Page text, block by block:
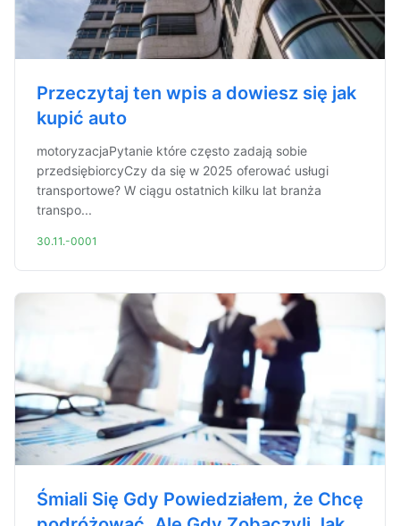
Przeczytaj ten wpis a dowiesz się jak
kupić auto
motoryzacjaPytanie które często zadają sobie
przedsiębiorcyCzy da się w 2025 oferować usługi
transportowe? W ciągu ostatnich kilku lat branża
transpo...
30.11.-0001
Śmiali Się Gdy Powiedziałem, że Chcę